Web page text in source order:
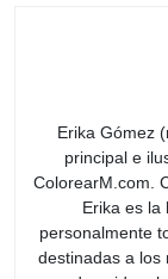
Erika Gómez
principal e
ColorearM.com.
Erika es la
personalmente
destinadas a los